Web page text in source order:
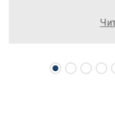
осложнений.
свою